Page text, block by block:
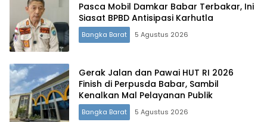
Pasca Mobil Damkar Babar Terbakar, Ini
Siasat BPBD Antisipasi Karhutla
Bangka Barat 5 Agustus 2026
Gerak Jalan dan Pawai HUT RI 2026
Finish di Perpusda Babar, Sambil
Kenalkan Mal Pelayanan Publik
Bangka Barat 5 Agustus 2026